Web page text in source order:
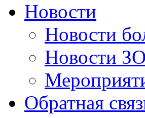
Новости
Новости
Новости
Обратная